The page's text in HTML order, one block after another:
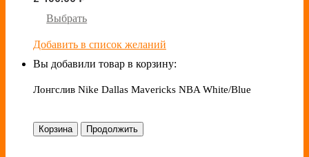
Выбрать
Добавить в список желаний
Вы добавили товар в корзину:
Лонгслив Nike Dallas Mavericks NBA White/Blue
Корзина Продолжить